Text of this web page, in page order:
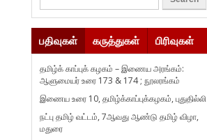
பதிவுகள் கருத்துகள் பிரிவுகள்
தமிழ்க் காப்புக் கழகம் – இணைய அரங்கம்:
ஆளுமையர் உரை 173 & 174 ; நூலரங்கம்
இணைய உரை 10, தமிழ்க்காப்புக்கழகம், புதுதில்லி
நட்பு தமிழ் வட்டம், 7ஆவது ஆண்டு தமிழ் விழா,
மதுரை